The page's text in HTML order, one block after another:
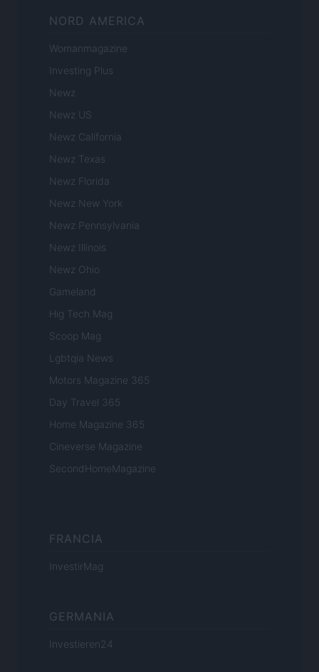
NORD AMERICA
Womanmagazine
Investing Plus
Newz
Newz US
Newz California
Newz Texas
Newz Florida
Newz New York
Newz Pennsylvania
Newz Illinois
Newz Ohio
Gameland
Hig Tech Mag
Scoop Mag
Lgbtqia News
Motors Magazine 365
Day Travel 365
Home Magazine 365
Cineverse Magazine
SecondHomeMagazine
FRANCIA
InvestirMag
GERMANIA
Investieren24